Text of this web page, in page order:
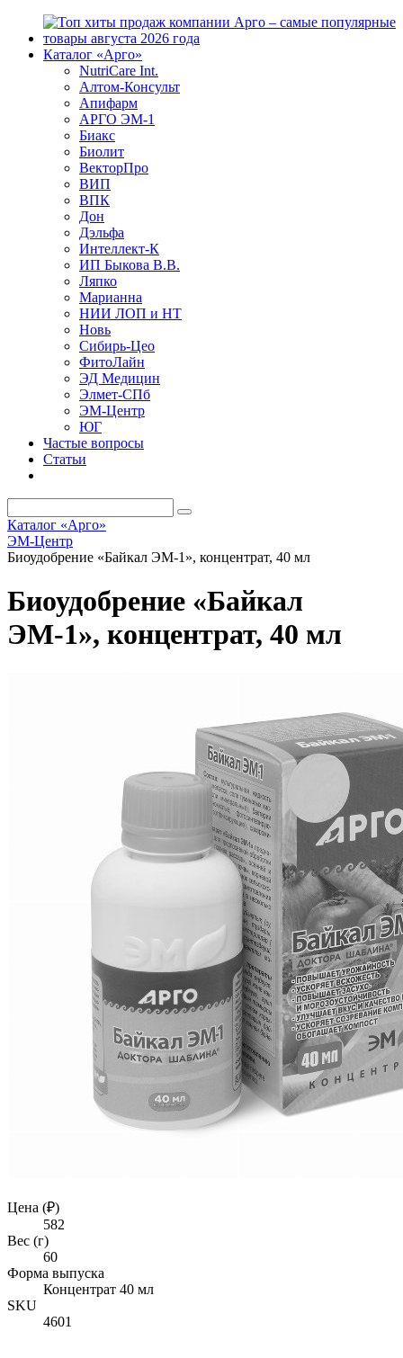
Каталог «Арго»
NutriCare Int.
Алтом-Консульт
Апифарм
АРГО ЭМ-1
Биакс
Биолит
ВекторПро
ВИП
ВПК
Дон
Дэльфа
Интеллект-К
ИП Быкова В.В.
Ляпко
Марианна
НИИ ЛОП и НТ
Новь
Сибирь-Цео
ФитоЛайн
ЭД Медицин
Элмет-СПб
ЭМ-Центр
ЮГ
Частые вопросы
Статьи
Каталог «Арго»
ЭМ-Центр
Биоудобрение «Байкал ЭМ-1», концентрат, 40 мл
Биоудобрение «Байкал
ЭМ-1», концентрат, 40 мл
Цена (₽)
582
Вес (г)
60
Форма выпуска
Концентрат 40 мл
SKU
4601